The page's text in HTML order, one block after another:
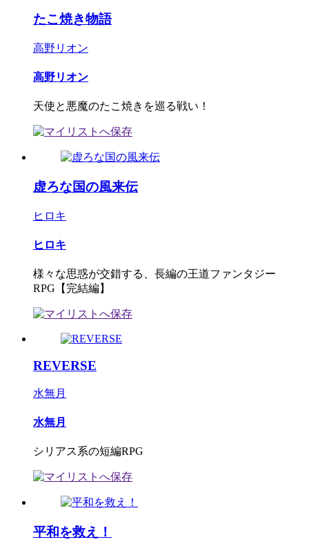
たこ焼き物語
高野リオン
高野リオン
天使と悪魔のたこ焼きを巡る戦い！
虚ろな国の風来伝
ヒロキ
ヒロキ
様々な思惑が交錯する、長編の王道ファンタジー
RPG【完結編】
REVERSE
水無月
水無月
シリアス系の短編RPG
平和を救え！